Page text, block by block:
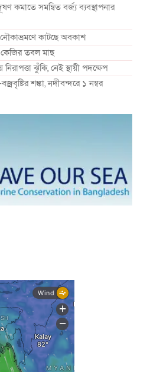
কমাতে সমন্বিত বর্জ্য ব্যবস্থাপনার
কাটছে অবকাশ
তবল মাছ
নিরাপত্তা ঝুঁকি, নেই স্থায়ী পদক্ষেপ
শঙ্কা, নদীবন্দরে ১ নম্বর
আভাস, ঢাকার আকাশও মেঘলা
আভাস, সাগরে একাধিক লঘুচাপের শঙ্কা